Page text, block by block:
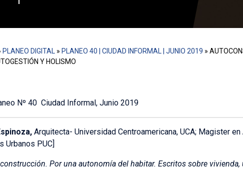
PLANEO DIGITAL » PLANEO 40 | CIUDAD INFORMAL | JUNIO 2019 »
Y HOLISMO
Nº 40 Ciudad Informal, Junio 2019
Arquitecta- Universidad Centroamericana, UCA; Magister
Urbanos PUC]
Por una autonomía del habitar. Escritos sobre